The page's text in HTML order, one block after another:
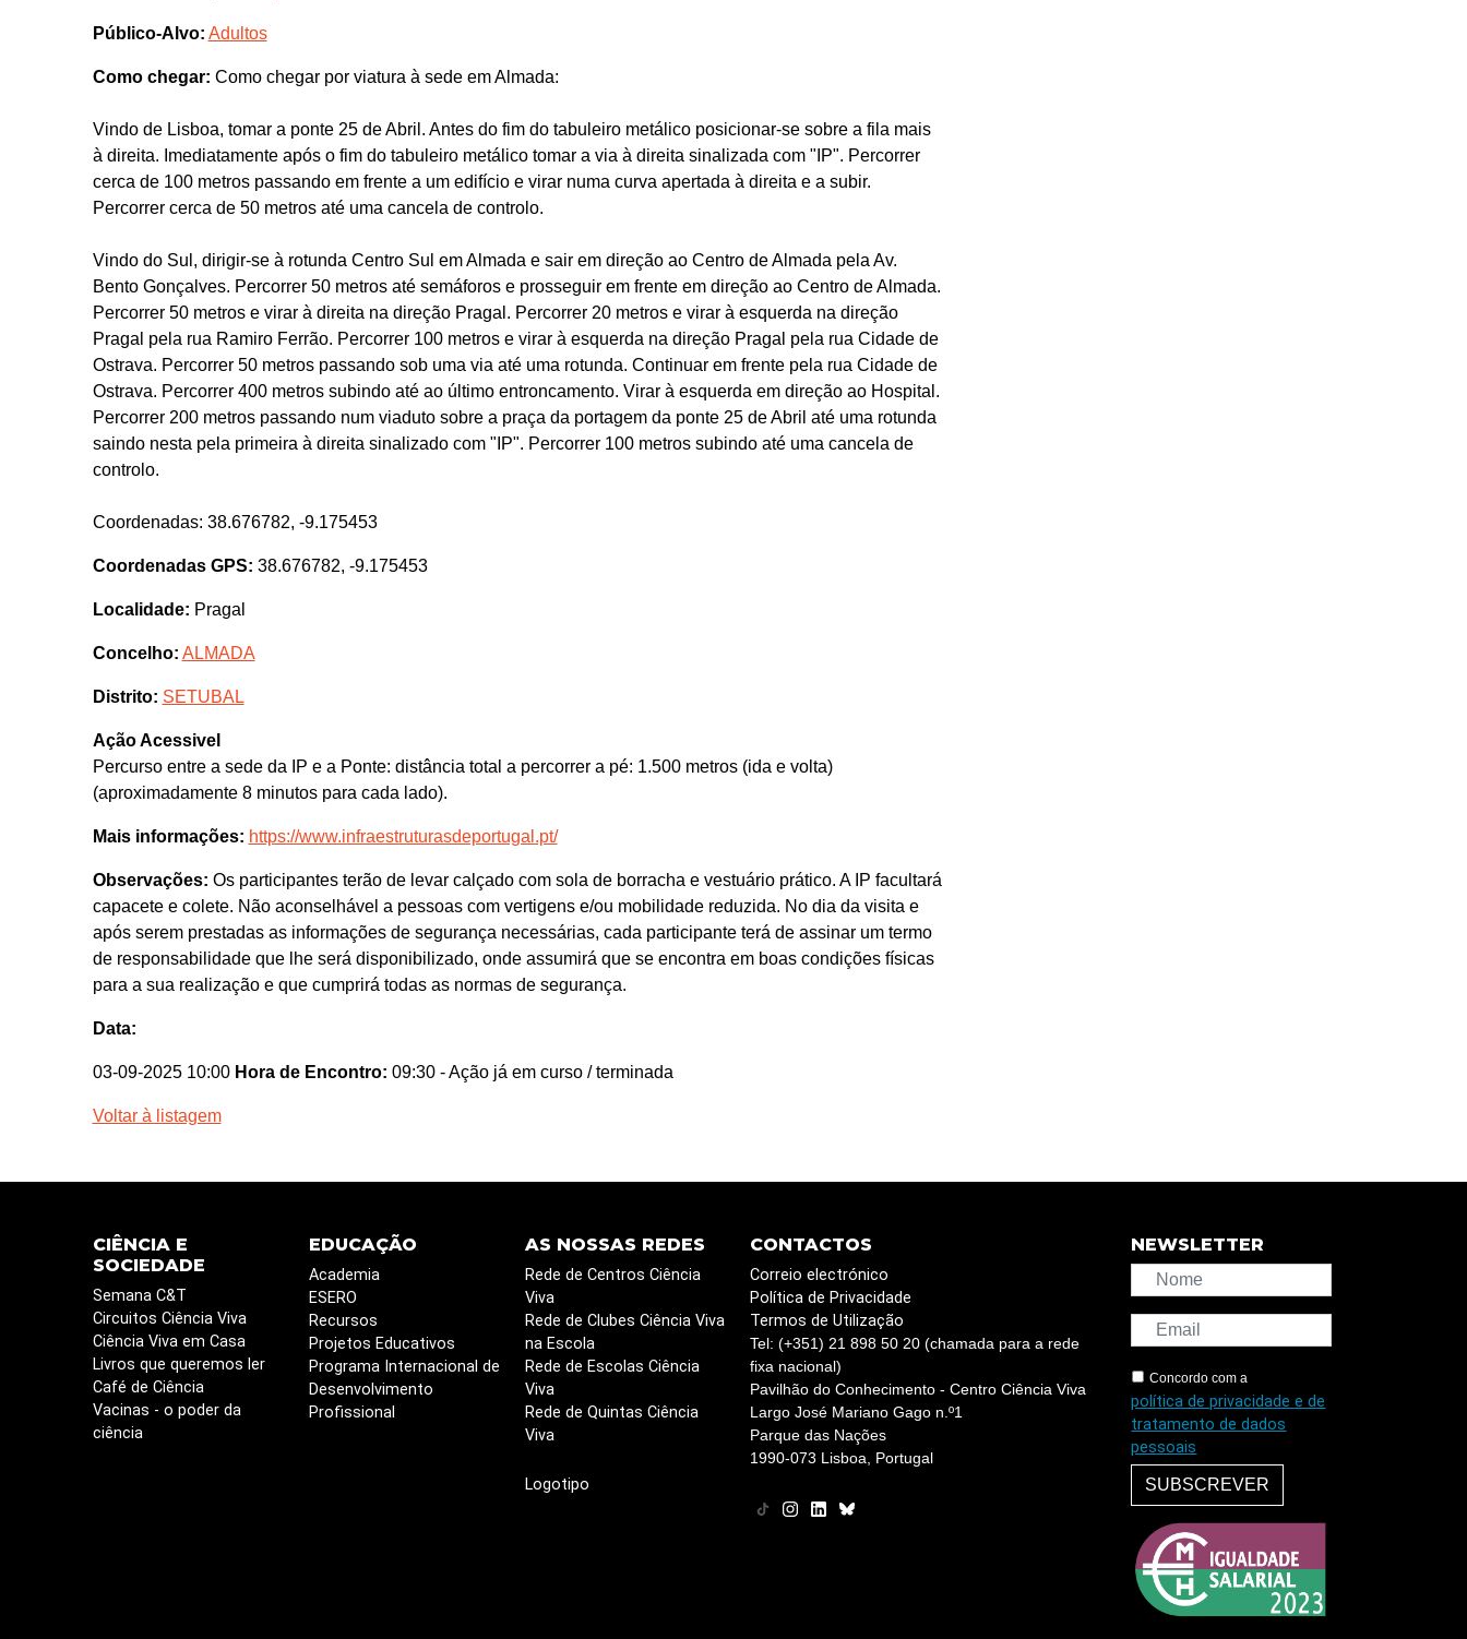
Público-Alvo: Adultos
Como chegar: Como chegar por viatura à sede em Almada:
Vindo de Lisboa, tomar a ponte 25 de Abril. Antes do fim do tabuleiro metálico posicionar-se sobre a fila mais
à direita. Imediatamente após o fim do tabuleiro metálico tomar a via à direita sinalizada com "IP". Percorrer
cerca de 100 metros passando em frente a um edifício e virar numa curva apertada à direita e a subir.
Percorrer cerca de 50 metros até uma cancela de controlo.
Vindo do Sul, dirigir-se à rotunda Centro Sul em Almada e sair em direção ao Centro de Almada pela Av.
Bento Gonçalves. Percorrer 50 metros até semáforos e prosseguir em frente em direção ao Centro de Almada.
Percorrer 50 metros e virar à direita na direção Pragal. Percorrer 20 metros e virar à esquerda na direção
Pragal pela rua Ramiro Ferrão. Percorrer 100 metros e virar à esquerda na direção Pragal pela rua Cidade de
Ostrava. Percorrer 50 metros passando sob uma via até uma rotunda. Continuar em frente pela rua Cidade de
Ostrava. Percorrer 400 metros subindo até ao último entroncamento. Virar à esquerda em direção ao Hospital.
Percorrer 200 metros passando num viaduto sobre a praça da portagem da ponte 25 de Abril até uma rotunda
saindo nesta pela primeira à direita sinalizado com "IP". Percorrer 100 metros subindo até uma cancela de
controlo.
Coordenadas: 38.676782, -9.175453
Coordenadas GPS: 38.676782, -9.175453
Localidade: Pragal
Concelho: ALMADA
Distrito: SETUBAL
Ação Acessivel
Percurso entre a sede da IP e a Ponte: distância total a percorrer a pé: 1.500 metros (ida e volta)
(aproximadamente 8 minutos para cada lado).
Mais informações: https://www.infraestruturasdeportugal.pt/
Observações: Os participantes terão de levar calçado com sola de borracha e vestuário prático. A IP facultará
capacete e colete. Não aconselhável a pessoas com vertigens e/ou mobilidade reduzida. No dia da visita e
após serem prestadas as informações de segurança necessárias, cada participante terá de assinar um termo
de responsabilidade que lhe será disponibilizado, onde assumirá que se encontra em boas condições físicas
para a sua realização e que cumprirá todas as normas de segurança.
Data:
03-09-2025 10:00 Hora de Encontro: 09:30 - Ação já em curso / terminada
Voltar à listagem
CIÊNCIA E
SOCIEDADE
Semana C&T
Circuitos Ciência Viva
Ciência Viva em Casa
Livros que queremos ler
Café de Ciência
Vacinas - o poder da
ciência
EDUCAÇÃO
Academia
ESERO
Recursos
Projetos Educativos
Programa Internacional de
Desenvolvimento
Profissional
AS NOSSAS REDES
Rede de Centros Ciência
Viva
Rede de Clubes Ciência Viva
na Escola
Rede de Escolas Ciência
Viva
Rede de Quintas Ciência
Viva
Logotipo
CONTACTOS
Correio electrónico
Política de Privacidade
Termos de Utilização
Tel: (+351) 21 898 50 20 (chamada para a rede
fixa nacional)
Pavilhão do Conhecimento - Centro Ciência Viva
Largo José Mariano Gago n.º1
Parque das Nações
1990-073 Lisboa, Portugal
NEWSLETTER
Concordo com a
política de privacidade e de
tratamento de dados
pessoais
SUBSCREVER